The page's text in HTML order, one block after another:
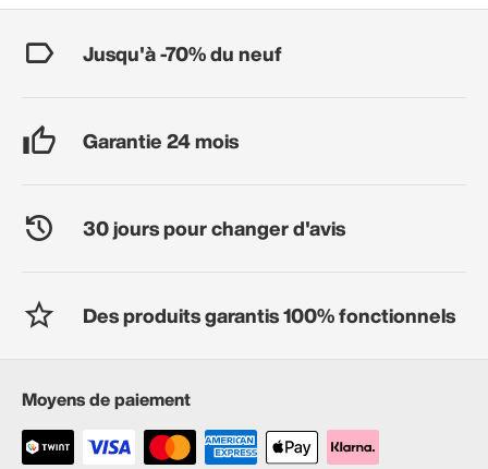
Jusqu'à -70% du neuf
Garantie 24 mois
30 jours pour changer d'avis
Des produits garantis 100% fonctionnels
Moyens de paiement